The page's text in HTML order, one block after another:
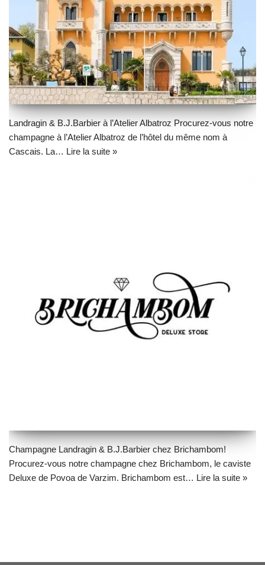
Landragin & B.J.Barbier à l’Atelier Albatroz Procurez-vous notre
champagne à l’Atelier Albatroz de l’hôtel du même nom à
Cascais. La… Lire la suite »
Champagne Landragin & B.J.Barbier chez Brichambom!
Procurez-vous notre champagne chez Brichambom, le caviste
Deluxe de Povoa de Varzim. Brichambom est… Lire la suite »